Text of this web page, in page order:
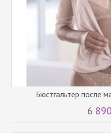
Бюстгальтер после
6